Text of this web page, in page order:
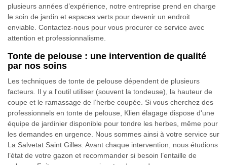
plusieurs années d’expérience, notre entreprise prend en charge
le soin de jardin et espaces verts pour devenir un endroit
enviable. Contactez-nous pour vous procurer ce service avec
attention et professionnalisme.
Tonte de pelouse : une intervention de qualité
par nos soins
Les techniques de tonte de pelouse dépendent de plusieurs
facteurs. Il y a l'outil utiliser (souvent la tondeuse), la hauteur de
coupe et le ramassage de l’herbe coupée. Si vous cherchez des
professionnels en tonte de pelouse, Klien élagage dispose d'une
équipe de jardinier disponible pour tondre les herbes, même pour
les demandes en urgence. Nous sommes ainsi à votre service sur
La Salvetat Saint Gilles. Avant chaque intervention, nous étudions
l’état de votre gazon et recommander si besoin l’entaille de